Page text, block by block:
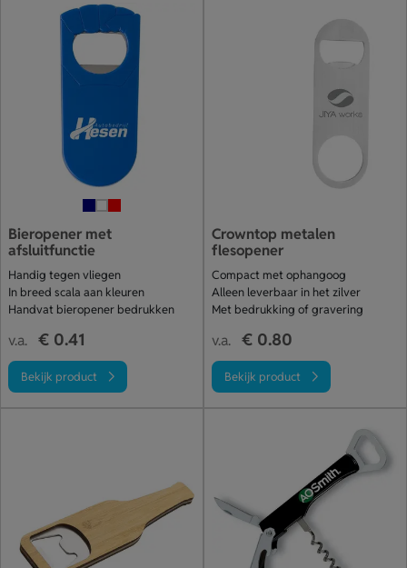
Bieropener met
afsluitfunctie
Handig tegen vliegen
In breed scala aan kleuren
Handvat bieropener bedrukken
v.a. € 0.41
Bekijk product
Crowntop metalen
flesopener
Compact met ophangoog
Alleen leverbaar in het zilver
Met bedrukking of gravering
v.a. € 0.80
Bekijk product